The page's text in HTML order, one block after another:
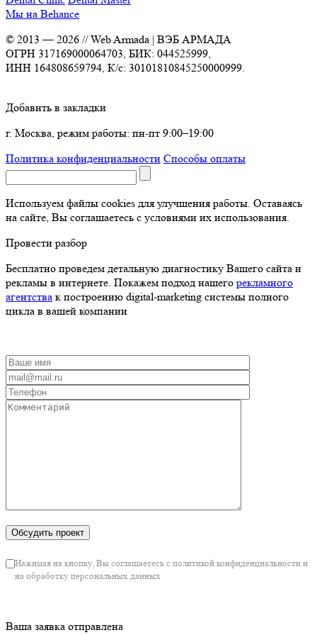
Мы на Behance
© 2013 —2026 // Web Armada | ВЭБ АРМАДА
ОГРН 317169000064703, БИК: 044525999,
ИНН 164808659794, К/с: 30101810845250000999.
Добавить в закладки
г. Москва, режим работы: пн-пт 9:00–19:00
Политика конфиденциальности Способы оплаты
Используем файлы cookies для улучшения работы. Оставаясь
на сайте, Вы соглашаетесь с условиями их использования.
Провести разбор
Бесплатно проведем детальную диагностику Вашего сайта и
рекламы в интернете. Покажем подход нашего рекламного
агентства к построению digital-marketing системы полного
цикла в вашей компании
Нажимая на кнопку, Вы соглашаетесь с политикой конфиденциальности и
на обработку персональных данных
Ваша заявка отправлена